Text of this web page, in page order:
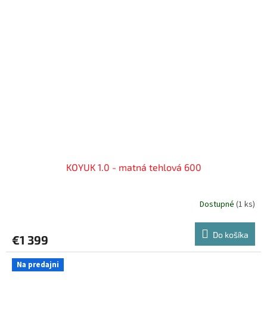
KOYUK 1.0 - matná tehlová 600
Dostupné (1 ks)
€1 399 Do košíka
Na predajni